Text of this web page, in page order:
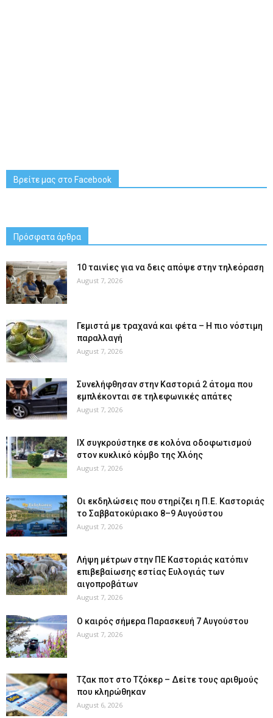
Βρείτε μας στο Facebook
Πρόσφατα άρθρα
10 ταινίες για να δεις απόψε στην τηλεόραση
August 7, 2026
Γεμιστά με τραχανά και φέτα – Η πιο νόστιμη
παραλλαγή
August 7, 2026
Συνελήφθησαν στην Καστοριά 2 άτομα που
εμπλέκονται σε τηλεφωνικές απάτες
August 7, 2026
ΙΧ συγκρούστηκε σε κολόνα οδοφωτισμού
στον κυκλικό κόμβο της Χλόης
August 7, 2026
Οι εκδηλώσεις που στηρίζει η Π.Ε. Καστοριάς
το Σαββατοκύριακο 8–9 Αυγούστου
August 7, 2026
Λήψη μέτρων στην ΠΕ Καστοριάς κατόπιν
επιβεβαίωσης εστίας Ευλογιάς των
αιγοπροβάτων
August 7, 2026
Ο καιρός σήμερα Παρασκευή 7 Αυγούστου
August 7, 2026
Tζακ ποτ στο Τζόκερ – Δείτε τους αριθμούς
που κληρώθηκαν
August 6, 2026